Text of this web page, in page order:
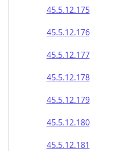
45.5.12.175
45.5.12.176
45.5.12.177
45.5.12.178
45.5.12.179
45.5.12.180
45.5.12.181